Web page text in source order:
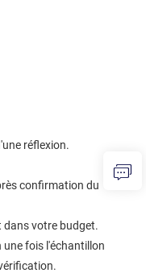
réflexion.
confirmation du
dans votre budget.
fois l'échantillon